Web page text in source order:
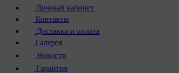
Личный кабинет
Контакты
Доставка и оплата
Галерея
Новости
Гарантия